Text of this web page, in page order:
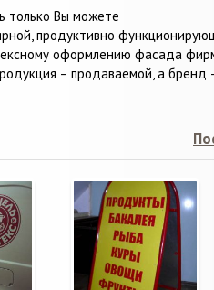
только Вы можете
продуктивно
оформлению фасада
– продаваемой, а бренд